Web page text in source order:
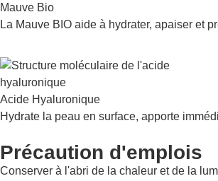
Mauve Bio
La Mauve BIO aide à hydrater, apaiser et
Acide Hyaluronique
Hydrate la peau en surface, apporte
Précaution d'emplois
Conserver à l'abri de la chaleur et de la